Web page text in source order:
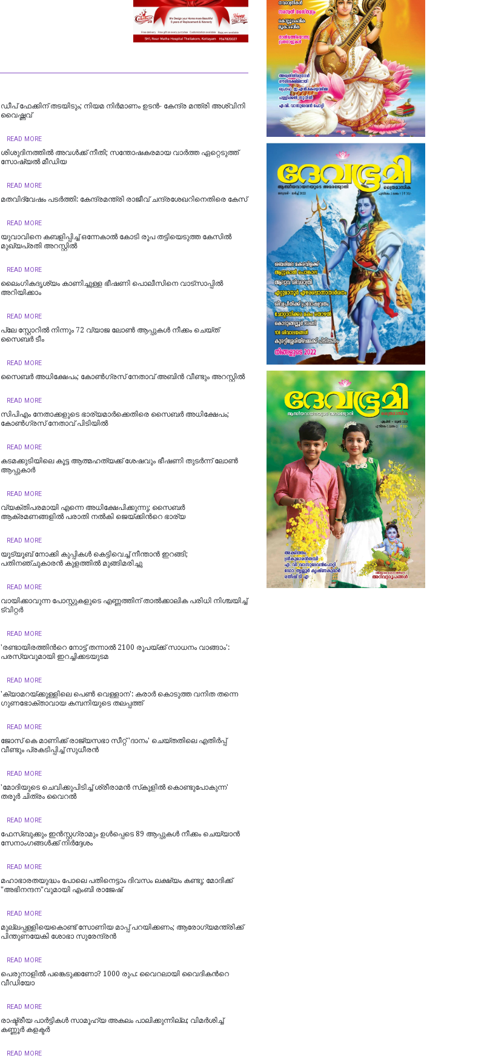
ഡീപ് ഫേക്കിന് തടയിടും; നിയമ നിർമാണം ഉടന്‍- കേന്ദ്ര മന്ത്രി അശ്വിനി
വൈഷ്ണവ്
READ MORE
ശിശുദിനത്തില്‍ അവള്‍ക്ക് നീതി; സന്തോഷകരമായ വാര്‍ത്ത ഏറ്റെടുത്ത്
സോഷ്യല്‍ മീഡിയ
READ MORE
മതവിദ്വേഷം പടര്‍ത്തി: കേന്ദ്രമന്ത്രി രാജീവ് ചന്ദ്രശേഖറിനെതിരെ കേസ്
READ MORE
യുവാവിനെ കബളിപ്പിച്ച് ഒന്നേകാൽ കോടി രൂപ തട്ടിയെടുത്ത കേസിൽ
മുഖ്യപ്രതി അറസ്റ്റിൽ
READ MORE
ലൈംഗികദൃശ്യം കാണിച്ചുള്ള ഭീഷണി പൊലീസിനെ വാട്‌സാപ്പില്‍
അറിയിക്കാം
READ MORE
പ്ലേ സ്റ്റോറില്‍ നിന്നും 72 വ്യാജ ലോണ്‍ ആപ്പുകള്‍ നീക്കം ചെയ്ത്
സൈബര്‍ ടീം
READ MORE
സൈബർ അധിക്ഷേപം; കോണ്‍ഗ്രസ് നേതാവ് അബിന്‍ വീണ്ടും അറസ്റ്റിൽ
READ MORE
സിപിഎം നേതാക്കളുടെ ഭാര്യമാർക്കെതിരെ സൈബർ അധിക്ഷേപം;
കോൺഗ്രസ് നേതാവ് പിടിയിൽ
READ MORE
കടമക്കുടിയിലെ കൂട്ട ആത്മഹത്യക്ക് ശേഷവും ഭീഷണി തുടർന്ന് ലോൺ
ആപ്പുകാര്‍
READ MORE
വ്യക്തിപരമായി എന്നെ അധിക്ഷേപിക്കുന്നു; സൈബർ
ആക്രമണങ്ങളിൽ പരാതി നൽകി ജെയ്ക്കിന്‍റെ ഭാര്യ
READ MORE
യൂട്യൂബ് നോക്കി കുപ്പികൾ കെട്ടിവെച്ച് നീന്താൻ ഇറങ്ങി;
പതിനഞ്ചുകാരൻ കുളത്തിൽ മുങ്ങിമരിച്ചു
READ MORE
വാ​യി​ക്കാ​വു​ന്ന പോ​സ്റ്റു​ക​ളു​ടെ എ​ണ്ണ​ത്തി​ന് താ​ൽ​ക്കാ​ലി​ക പ​രി​ധി നി​ശ്ച​യി​ച്ച്
ട്വിറ്റർ
READ MORE
'രണ്ടായിരത്തിന്‍റെ നോട്ട് തന്നാൽ 2100 രൂപയ്‍ക്ക് സാധനം വാങ്ങാം':
പരസ്യവുമായി ഇറച്ചിക്കടയുടമ
READ MORE
'ക്യാമറയ്ക്കുള്ളിലെ പെൺ വെള്ളാന': കരാർ കൊടുത്ത വനിത തന്നെ
ഗുണഭോക്താവായ കമ്പനിയുടെ തലപ്പത്ത്
READ MORE
ജോസ് കെ മാണിക്ക് രാജ്യസഭാ സീറ്റ് 'ദാനം' ചെയ്തതിലെ എതിര്‍പ്പ്
വീണ്ടും പ്രകടിപ്പിച്ച് സുധീരന്‍
READ MORE
'മോദിയുടെ ചെവിക്കുപിടിച്ച്‌​ ശ്രീരാമന്‍ സ്​കൂളില്‍ കൊണ്ടുപോകുന്ന'
തരൂര്‍ ചിത്രം വൈറല്‍
READ MORE
ഫേസ്ബുക്കും ഇന്‍സ്റ്റഗ്രാമും ഉള്‍പ്പെടെ 89 ആപ്പുകള്‍ നീക്കം ചെയ്യാന്‍
സേനാംഗങ്ങള്‍ക്ക് നിര്‍ദ്ദേശം
READ MORE
മഹാഭാരതയുദ്ധം പോലെ പതിനെട്ടാം ദിവസം ലക്ഷ്യം കണ്ടു; മോദിക്ക്
"അഭിനന്ദന"വുമായി എംബി രാജേഷ്
READ MORE
മുല്ലപ്പള്ളിയെകൊണ്ട് സോണിയ മാപ്പ് പറയിക്കണം; ആരോഗ്യമന്ത്രിക്ക്
പിന്തുണയേകി ശോഭാ സുരേന്ദ്രന്‍
READ MORE
പെരുനാളില്‍ പങ്കെടുക്കണോ? 1000 രുപ: വൈറലായി വൈദികന്‍റെ
വീഡിയോ
READ MORE
രാഷ്ട്രീയ പാർട്ടികള്‍ സാമൂഹ്യ അകലം പാലിക്കുന്നില്ല; വിമർശിച്ച്
കണ്ണൂർ കളക്ടർ
READ MORE